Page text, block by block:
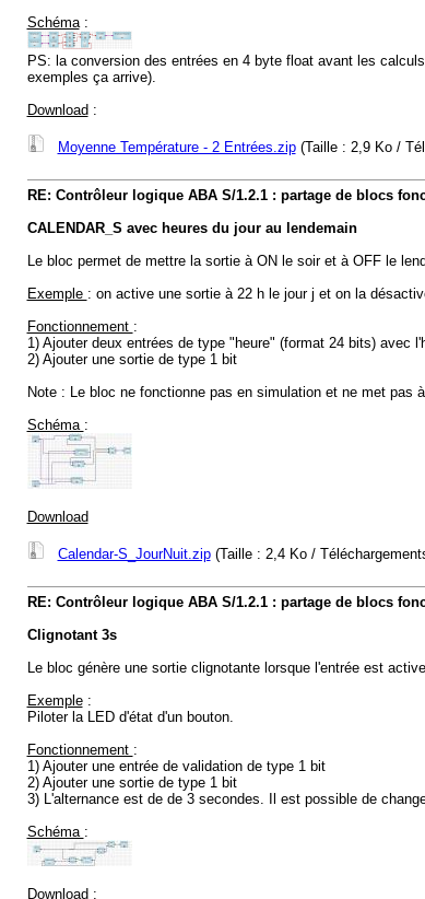
Schéma:
PS: la conversion des entrées en 4 byte float avant les
exemples ça arrive).
Download :
Moyenne Température - 2 Entrées.zip(Taille : 2,9 Ko /
RE: Contrôleur logique ABA S/1.2.1 : partage de blocs
CALENDAR_S avec heures du jour au lendemain
Le bloc permet de mettre la sortie à ON le soir et à OFF le
Exemple : on active une sortie à 22 h le jour j et on la
Fonctionnement :
1) Ajouter deux entrées de type "heure" (format 24 bits) avec
2) Ajouter une sortie de type 1 bit
Note : Le bloc ne fonctionne pas en simulation et ne met
Schéma :
Download
Calendar-S_JourNuit.zip(Taille : 2,4 Ko /
RE: Contrôleur logique ABA S/1.2.1 : partage de blocs
Clignotant 3s
Le bloc génère une sortie clignotante lorsque l'entrée est
Exemple :
Piloter la LED d'état d'un bouton.
Fonctionnement :
1) Ajouter une entrée de validation de type 1 bit
2) Ajouter une sortie de type 1 bit
3) L'alternance est de de 3 secondes. Il est possible de
Schéma :
Download :